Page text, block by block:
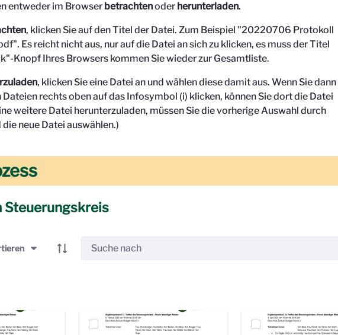
entweder im Browser betrachtenoder herunterladen.
, klicken Sie auf den Titel der Datei. Zum Beispiel "20220706 Protokoll
Es reicht nicht aus, nur auf die Datei an sich zu klicken, es muss der Titel
Knopf Ihres Browsers kommen Sie wieder zur Gesamtliste.
, klicken Sie eine Datei an und wählen diese damit aus. Wenn Sie dann
Dateien rechts oben auf das Infosymbol (i) klicken, können Sie dort die Datei
weitere Datei herunterzuladen, müssen Sie die vorherige Auswahl durch
neue Datei auswählen.)
Steuerungskreis